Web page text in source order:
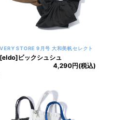
VERY STORE 9月号 大和美帆セレクト
[eldo]ビックシュシュ
4,290円(税込)